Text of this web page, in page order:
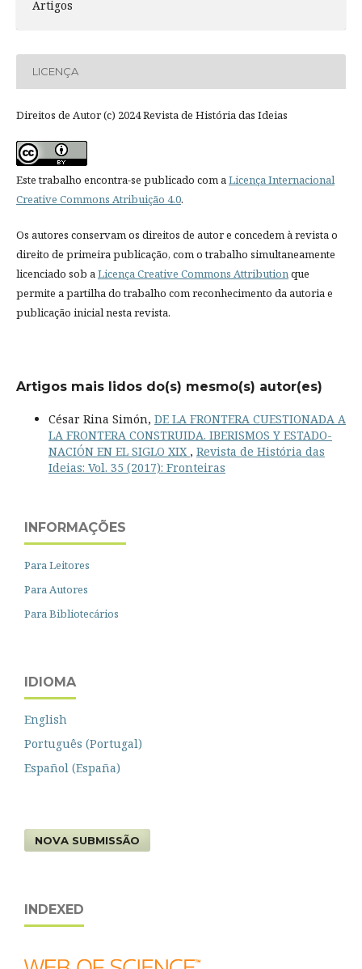
Artigos
LICENÇA
Direitos de Autor (c) 2024 Revista de História das Ideias
Este trabalho encontra-se publicado com aLicença Internacional
Creative Commons Atribuição 4.0.
Os autores conservam os direitos de autor e concedem à revista o
direito de primeira publicação, com o trabalho simultaneamente
licenciado sob aLicença Creative Commons Attributionque
permite a partilha do trabalho com reconhecimento da autoria e
publicação inicial nesta revista.
Artigos mais lidos do(s) mesmo(s) autor(es)
César Rina Simón, DE LA FRONTERA CUESTIONADA A
LA FRONTERA CONSTRUIDA. IBERISMOS Y ESTADO-
NACIÓN EN EL SIGLO XIX , Revista de História das
Ideias: Vol. 35 (2017): Fronteiras
INFORMAÇÕES
Para Leitores
Para Autores
Para Bibliotecários
IDIOMA
English
Português (Portugal)
Español (España)
NOVA SUBMISSÃO
INDEXED